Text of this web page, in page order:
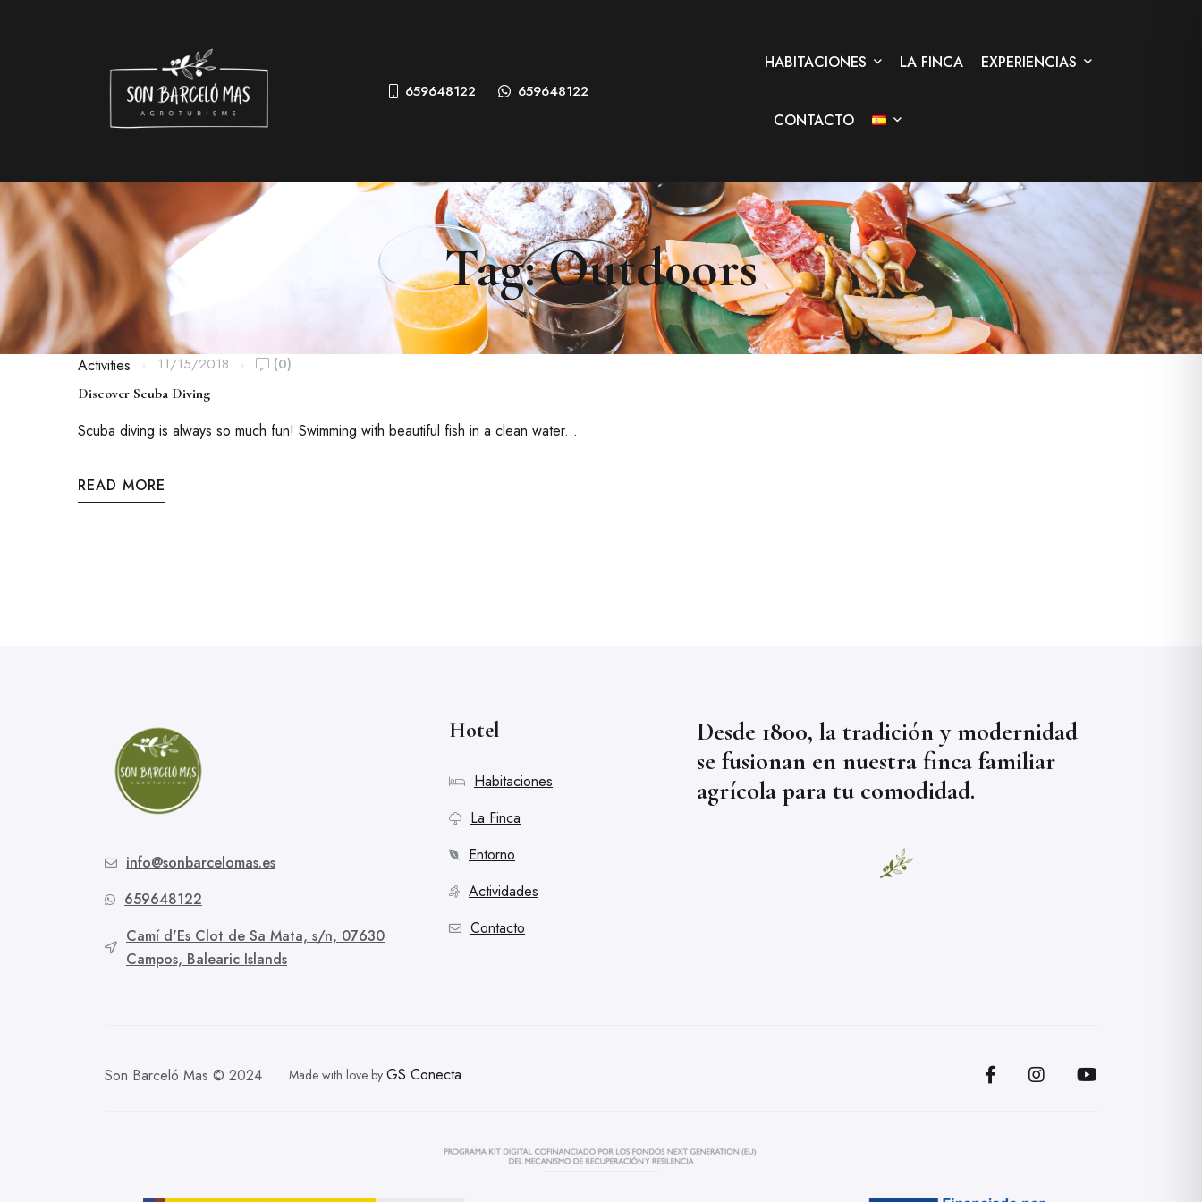
659648122 659648122
HABITACIONES LA FINCA EXPERIENCIAS
CONTACTO
Tag: Outdoors
Activities 11/15/2018 (0)
Discover Scuba Diving
Scuba diving is always so much fun! Swimming with beautiful fish in a clean water...
READ MORE
info@sonbarcelomas.es
659648122
Camí d'Es Clot de Sa Mata, s/n, 07630
Campos, Balearic Islands
Hotel
Habitaciones
La Finca
Entorno
Actividades
Contacto
Desde 1800, la tradición y modernidad
se fusionan en nuestra finca familiar
agrícola para tu comodidad.
Son Barceló Mas © 2024 Made with love by GS Conecta